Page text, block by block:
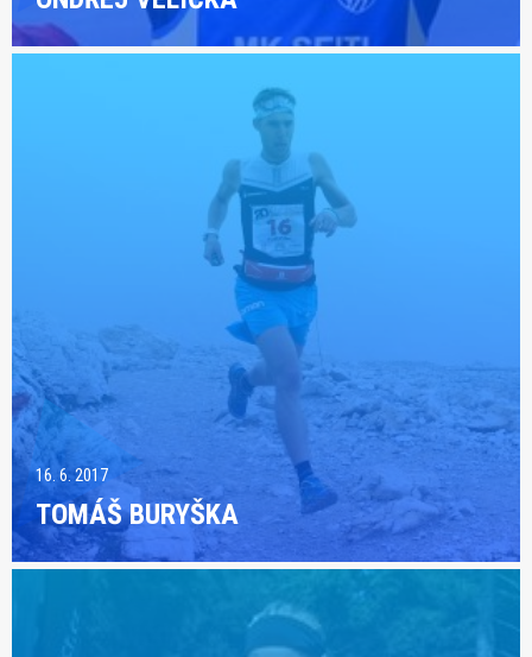
16. 6. 2017
TOMÁŠ BURYŠKA